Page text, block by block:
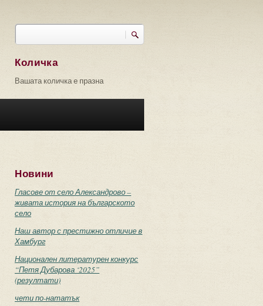
Търси
Количка
Вашата количка е празна
Новини
Гласове от село Александрово –
живата история на българското
село
Наш автор с престижно отличие в
Хамбург
Национален литературен конкурс
“Петя Дубарова ‘2025”
(резултати)
чети по-нататък